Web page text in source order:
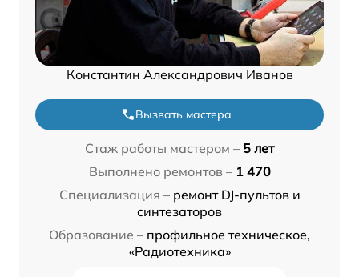
Константин Александрович Иванов
Вызвать мастера
Стаж работы мастером – 5 лет
Выполнено ремонтов – 1 470
Специализация – ремонт DJ-пультов и
синтезаторов
Образование – профильное техническое,
«Радиотехника»